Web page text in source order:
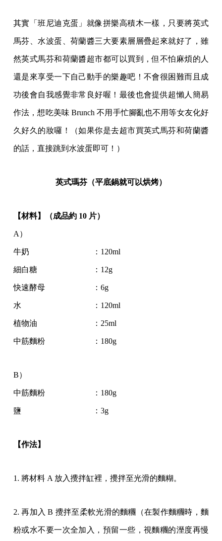
其實「班尼迪克蛋」就像拼樂高積木一樣，只要將英式
馬芬、水波蛋、荷蘭醬三大要素層層疊起來就好了，雖
然英式馬芬和荷蘭醬超市都可以買到，但不怕麻煩的人
還是來享受一下自己動手的樂趣吧！不會很困難而且成
功後會自我感覺非常良好喔！最後也會提供超懶人簡易
作法，想吃美味 Brunch 不用手忙腳亂也不用等女友化好
久好久的妝囉！（如果你是去超市買英式馬芬和荷蘭醬
的話，直接跳到水波蛋即可！）
英式瑪芬（平底鍋就可以烘烤）
【材料】（成品約 10 片）
A）
牛奶 ：120ml
細白糖 ：12g
快速酵母 ：6g
水 ：120ml
植物油 ：25ml
中筋麵粉 ：180g
B）
中筋麵粉 ：180g
鹽 ：3g
【作法】
1. 將材料 A 放入攪拌缸裡，攪拌至光滑的麵糊。
2. 再加入 B 攪拌至柔軟光滑的麵糰（在製作麵糰時，麵
粉或水不要一次全加入，預留一些，視麵糰的溼度再慢